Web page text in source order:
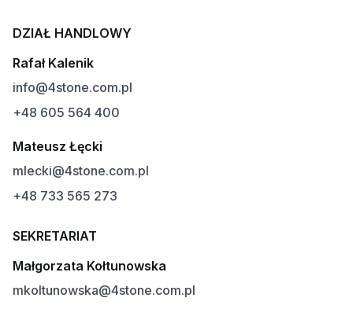
DZIAŁ HANDLOWY
Rafał Kalenik
info@4stone.com.pl
+48 605 564 400
Mateusz Łęcki
mlecki@4stone.com.pl
+48 733 565 273
SEKRETARIAT
Małgorzata Kołtunowska
mkoltunowska@4stone.com.pl